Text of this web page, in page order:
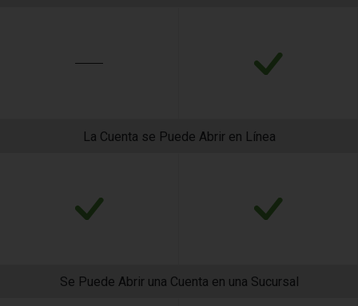
La Cuenta se Puede Abrir en Línea
Se Puede Abrir una Cuenta en una Sucursal